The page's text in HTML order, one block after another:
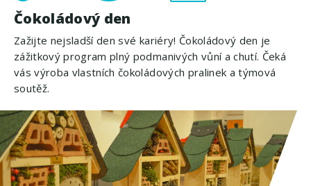
Čokoládový den
Zažijte nejsladší den své kariéry! Čokoládový den je
zážitkový program plný podmanivých vůní a chutí. Čeká
vás výroba vlastních čokoládových pralinek a týmová
soutěž.